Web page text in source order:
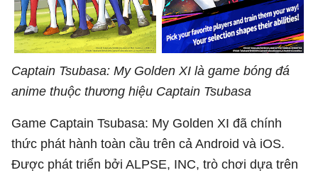
Captain Tsubasa: My Golden XI là game bóng đá
anime thuộc thương hiệu Captain Tsubasa
Game Captain Tsubasa: My Golden XI đã chính
thức phát hành toàn cầu trên cả Android và iOS.
Được phát triển bởi ALPSE, INC, trò chơi dựa trên